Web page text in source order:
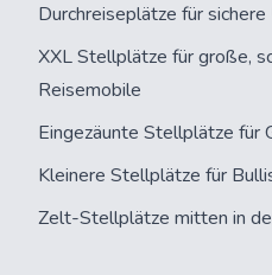
Durchreiseplätze für
XXL Stellplätze für große,
Reisemobile
Eingezäunte Stellplätze für
Kleinere Stellplätze für
Zelt-Stellplätze mitten in